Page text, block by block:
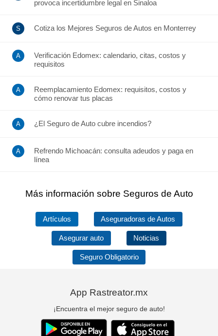
provoca incertidumbre legal en Sinaloa
Cotiza los Mejores Seguros de Autos en Monterrey
Verificación Edomex: calendario, citas, costos y
requisitos
Reemplacamiento Edomex: requisitos, costos y
cómo renovar tus placas
¿El Seguro de Auto cubre incendios?
Refrendo Michoacán: consulta adeudos y paga en
línea
Más información sobre Seguros de Auto
Artículos Aseguradoras de Autos
Asegurar auto Noticias
Seguro Obligatorio
App Rastreator.mx
¡Encuentra el mejor seguro de auto!